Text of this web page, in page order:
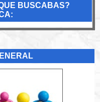
BUSCABAS?